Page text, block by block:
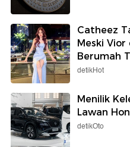
Catheez
Meski Vior
Berumah
detikHot
Menilik
Lawan
detikOto